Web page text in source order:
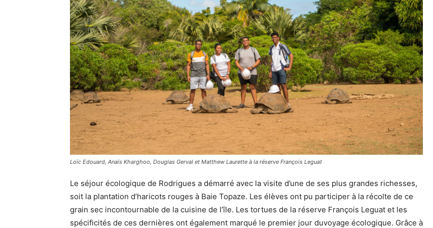
Loïc Edouard, Anaïs Kharghoo, Douglas Gerval et Matthew Laurette à la réserve François Leguat
Le séjour écologique de Rodrigues a démarré avec la visite d’une de ses plus grandes richesses,
soit la plantation d’haricots rouges à Baie Topaze. Les élèves ont pu participer à la récolte de ce
grain sec incontournable de la cuisine de l’île. Les tortues de la réserve François Leguat et les
spécificités de ces dernières ont également marqué le premier jour duvoyage écologique. Grâce à